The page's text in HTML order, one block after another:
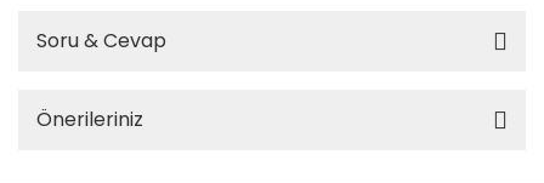
Soru & Cevap
Önerileriniz